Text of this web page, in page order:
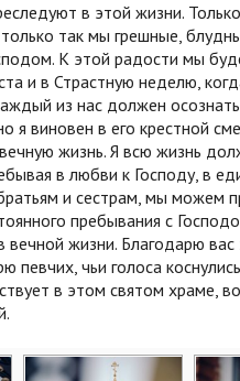
в этой жизни.
так мы грешные,
К этой радости мы
и в Страстную неделю,
из нас должен
я виновен в его крестной
жизнь. Я всю жизнь
в любви к Господу, в
и сестрам, мы можем
пребывания с
вечной жизни. Благодарю
певчих, чьи голоса
в этом святом храме,